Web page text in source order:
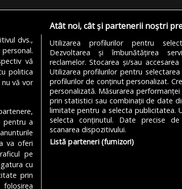
MODIFICĂ SETĂRILE COOKIES
dvs.,
vă
politica
vă vor
pentru a
va oferi
pe
cu
prin
folosirea
Atât noi, cât și partenerii noștri
Utilizarea profilurilor pentru
Dezvoltarea și îmbunătățirea
reclamelor. Stocarea și/sau
Utilizarea profilurilor pentru
profilurilor de conținut personalizat.
personalizată. Măsurarea
prin statistici sau combinații de date
limitate pentru a selecta publicitatea.
selecta conținutul. Date precise
scanarea dispozitivului.
Listă parteneri (furnizori)